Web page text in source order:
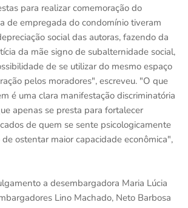
para realizar comemoração do
de empregada do condomínio tiveram
social das autoras, fazendo da
da mãe signo de subalternidade social,
de se utilizar do mesmo espaço
pelos moradores", escreveu. "O que
é uma clara manifestação discriminatória
apenas se presta para fortalecer
de quem se sente psicologicamente
ostentar maior capacidade econômica",
a desembargadora Maria Lúcia
Lino Machado, Neto Barbosa